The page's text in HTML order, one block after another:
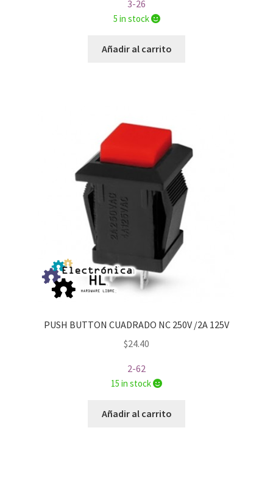
3-26
5 in stock
Añadir al carrito
PUSH BUTTON CUADRADO NC 250V /2A 125V
$24.40
2-62
15 in stock
Añadir al carrito